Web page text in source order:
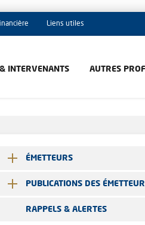
Liens utiles
INTERVENANTS AUTRES
ÉMETTEURS
PUBLICATIONS DES
RAPPELS & ALERTES